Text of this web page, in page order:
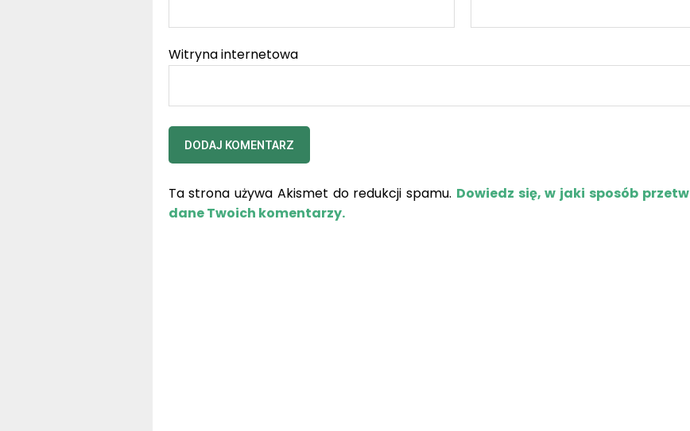
Witryna internetowa
Ta strona używa Akismet do redukcji spamu. Dowiedz się, w jaki sposób
dane Twoich komentarzy.